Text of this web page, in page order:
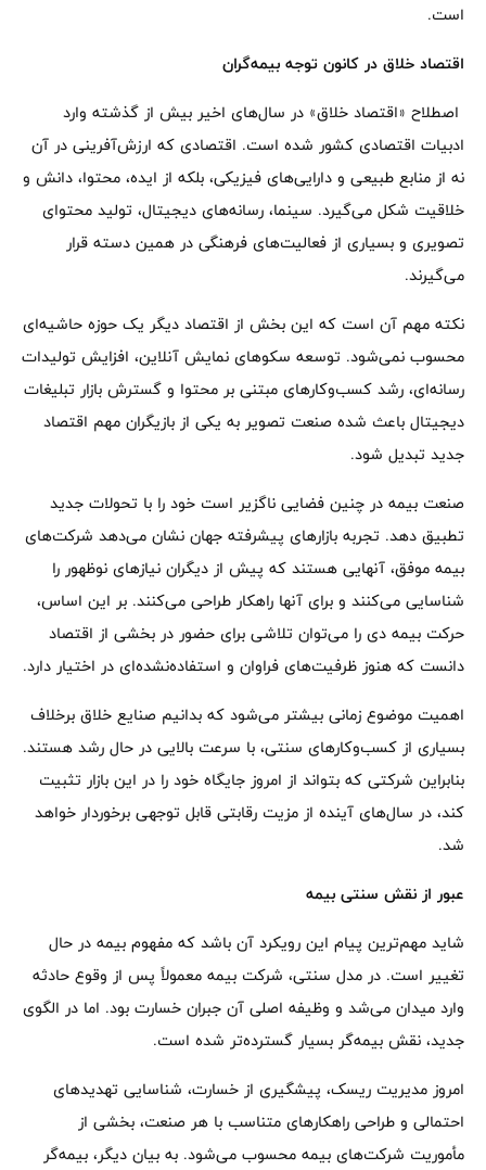
است.
اقتصاد خلاق در کانون توجه بیمه‌گران
اصطلاح «اقتصاد خلاق» در سال‌های اخیر بیش از گذشته وارد
ادبیات اقتصادی کشور شده است. اقتصادی که ارزش‌آفرینی در آن
نه از منابع طبیعی و دارایی‌های فیزیکی، بلکه از ایده، محتوا، دانش و
خلاقیت شکل می‌گیرد. سینما، رسانه‌های دیجیتال، تولید محتوای
تصویری و بسیاری از فعالیت‌های فرهنگی در همین دسته قرار
می‌گیرند.
نکته مهم آن است که این بخش از اقتصاد دیگر یک حوزه حاشیه‌ای
محسوب نمی‌شود. توسعه سکوهای نمایش آنلاین، افزایش تولیدات
رسانه‌ای، رشد کسب‌وکارهای مبتنی بر محتوا و گسترش بازار تبلیغات
دیجیتال باعث شده صنعت تصویر به یکی از بازیگران مهم اقتصاد
جدید تبدیل شود.
صنعت بیمه در چنین فضایی ناگزیر است خود را با تحولات جدید
تطبیق دهد. تجربه بازارهای پیشرفته جهان نشان می‌دهد شرکت‌های
بیمه موفق، آنهایی هستند که پیش از دیگران نیازهای نوظهور را
شناسایی می‌کنند و برای آنها راهکار طراحی می‌کنند. بر این اساس‌،
حرکت بیمه دی را می‌توان تلاشی برای حضور در بخشی از اقتصاد
دانست که هنوز ظرفیت‌های فراوان و استفاده‌نشده‌ای در اختیار دارد.
اهمیت موضوع زمانی بیشتر می‌شود که بدانیم صنایع خلاق برخلاف
بسیاری از کسب‌وکارهای سنتی، با سرعت بالایی در حال رشد هستند.
بنابراین شرکتی که بتواند از امروز جایگاه خود را در این بازار تثبیت
کند، در سال‌های آینده از مزیت رقابتی قابل توجهی برخوردار خواهد
شد.
عبور از نقش سنتی بیمه
شاید مهم‌ترین پیام این رویکرد آن باشد که مفهوم بیمه در حال
تغییر است. در مدل سنتی، شرکت بیمه معمولاً پس از وقوع حادثه
وارد میدان می‌شد و وظیفه اصلی آن جبران خسارت بود. اما در الگوی
جدید، نقش بیمه‌گر بسیار گسترده‌تر شده است.
امروز مدیریت ریسک، پیشگیری از خسارت، شناسایی تهدیدهای
احتمالی و طراحی راهکارهای متناسب با هر صنعت، بخشی از
مأموریت شرکت‌های بیمه محسوب می‌شود. به بیان دیگر، بیمه‌گر